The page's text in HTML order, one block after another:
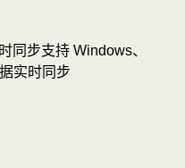
同步支持 Windows、
实时同步